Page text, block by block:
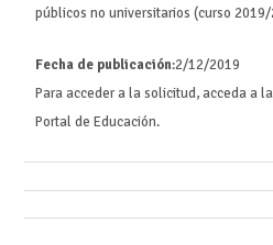
públicos no universitarios (curso
Fecha de publicación:2/12/2019
Para acceder a la solicitud, acceda a
Portal de Educación.